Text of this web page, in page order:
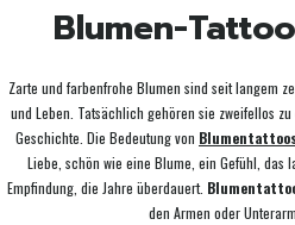
Blumen-
Zarte und farbenfrohe Blumen sind seit langem
und Leben. Tatsächlich gehören sie zweifellos
Geschichte. Die Bedeutung von
Liebe, schön wie eine Blume, ein Gefühl,
Empfindung, die Jahre überdauert.
den Armen oder